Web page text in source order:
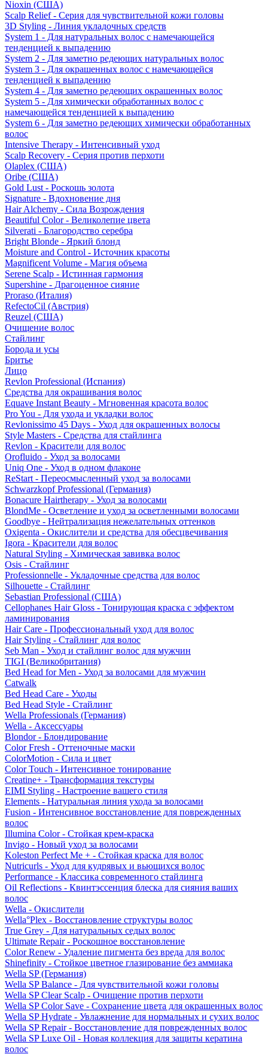
Nioxin (США)
Scalp Relief - Серия для чувствительной кожи головы
3D Styling - Линия укладочных средств
System 1 - Для натуральных волос с намечающейся
тенденцией к выпадению
System 2 - Для заметно редеющих натуральных волос
System 3 - Для окрашенных волос с намечающейся
тенденцией к выпадению
System 4 - Для заметно редеющих окрашенных волос
System 5 - Для химически обработанных волос с
намечающейся тенденцией к выпадению
System 6 - Для заметно редеющих химически обработанных
волос
Intensive Therapy - Интенсивный уход
Scalp Recovery - Серия против перхоти
Olaplex (США)
Oribe (США)
Gold Lust - Роскошь золота
Signature - Вдохновение дня
Hair Alchemy - Сила Возрождения
Beautiful Color - Великолепие цвета
Silverati - Благородство серебра
Bright Blonde - Яркий блонд
Moisture and Control - Источник красоты
Magnificent Volume - Магия объема
Serene Scalp - Истинная гармония
Supershine - Драгоценное сияние
Proraso (Италия)
RefectoCil (Австрия)
Reuzel (США)
Очищение волос
Стайлинг
Борода и усы
Бритье
Лицо
Revlon Professional (Испания)
Средства для окрашивания волос
Equave Instant Beauty - Мгновенная красота волос
Pro You - Для ухода и укладки волос
Revlonissimo 45 Days - Уход для окрашенных волосы
Style Masters - Средства для стайлинга
Revlon - Красители для волос
Orofluido - Уход за волосами
Uniq One - Уход в одном флаконе
ReStart - Переосмысленный уход за волосами
Schwarzkopf Professional (Германия)
Bonacure Hairtherapy - Уход за волосами
BlondMe - Осветление и уход за осветленными волосами
Goodbye - Нейтрализация нежелательных оттенков
Oxigenta - Окислители и средства для обесцвечивания
Igora - Красители для волос
Natural Styling - Химическая завивка волос
Osis - Стайлинг
Professionnelle - Укладочные средства для волос
Silhouette - Стайлинг
Sebastian Professional (США)
Cellophanes Hair Gloss - Тонирующая краска с эффектом
ламинирования
Hair Care - Профессиональный уход для волос
Hair Styling - Стайлинг для волос
Seb Man - Уход и стайлинг волос для мужчин
TIGI (Великобритания)
Bed Head for Men - Уход за волосами для мужчин
Catwalk
Bed Head Care - Уходы
Bed Head Style - Стайлинг
Wella Professionals (Германия)
Wella - Аксессуары
Blondor - Блондирование
Color Fresh - Оттеночные маски
ColorMotion - Сила и цвет
Color Touch - Интенсивное тонирование
Creatine+ - Трансформация текстуры
EIMI Styling - Настроение вашего стиля
Elements - Натуральная линия ухода за волосами
Fusion - Интенсивное восстановление для поврежденных
волос
Illumina Color - Стойкая крем-краска
Invigo - Новый уход за волосами
Koleston Perfect Me + - Стойкая краска для волос
Nutricurls - Уход для кудрявых и вьющихся волос
Performance - Классика современного стайлинга
Oil Reflections - Квинтэссенция блеска для сияния ваших
волос
Wella - Окислители
Wella°Plex - Восстановление структуры волос
True Grey - Для натуральных седых волос
Ultimate Repair - Роскошное восстановление
Color Renew - Удаление пигмента без вреда для волос
Shinefinity - Стойкое цветное глазирование без аммиака
Wella SP (Германия)
Wella SP Balance - Для чувствительной кожи головы
Wella SP Clear Scalp - Очищение против перхоти
Wella SP Color Save - Сохранение цвета для окрашенных волос
Wella SP Hydrate - Увлажнение для нормальных и сухих волос
Wella SP Repair - Восстановление для поврежденных волос
Wella SP Luxe Oil - Новая коллекция для защиты кератина
волос